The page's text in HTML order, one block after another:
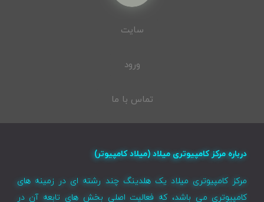
سایت
ورود
تماس با ما
درباره مرکز کامپیوتری میلاد (میلاد کامپیوتر)
مرکز کامپیوتری میلاد یک هلدینگ چند رشته ای در زمینه های
کامپیوتری می باشد، که فعالیت اصلی بخش های تابعه آن در